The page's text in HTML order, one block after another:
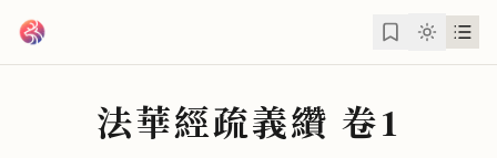
法華經疏義纘 卷1